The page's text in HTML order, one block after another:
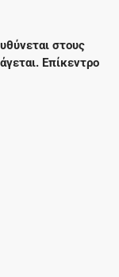
στους
Επίκεντρο